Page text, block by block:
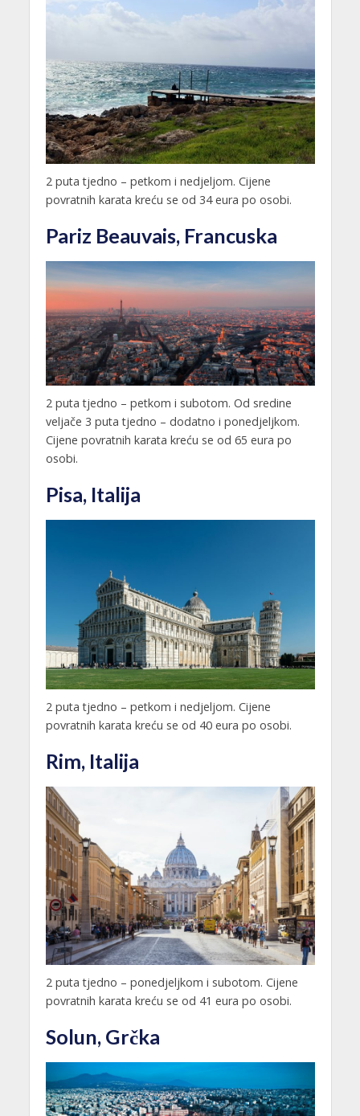
2 puta tjedno – petkom i nedjeljom. Cijene
povratnih karata kreću se od 34 eura po osobi.
Pariz Beauvais, Francuska
2 puta tjedno – petkom i subotom. Od sredine
veljače 3 puta tjedno – dodatno i ponedjeljkom.
Cijene povratnih karata kreću se od 65 eura po
osobi.
Pisa, Italija
2 puta tjedno – petkom i nedjeljom. Cijene
povratnih karata kreću se od 40 eura po osobi.
Rim, Italija
2 puta tjedno – ponedjeljkom i subotom. Cijene
povratnih karata kreću se od 41 eura po osobi.
Solun, Grčka